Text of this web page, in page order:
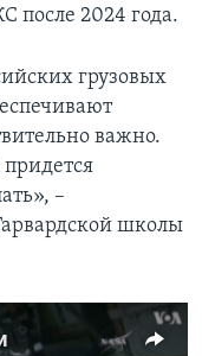
после 2024 года.
грузовых
важно.
–
школы